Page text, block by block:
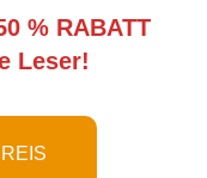
% RABATT
Leser!